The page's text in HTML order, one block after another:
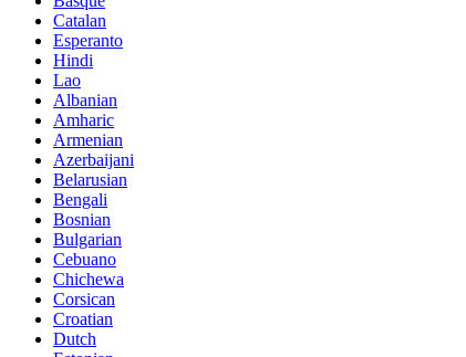
Catalan
Esperanto
Hindi
Lao
Albanian
Amharic
Armenian
Azerbaijani
Belarusian
Bengali
Bosnian
Bulgarian
Cebuano
Chichewa
Corsican
Croatian
Dutch